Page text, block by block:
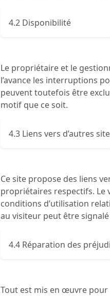
4.2 Disponibilité
Le propriétaire et le
l’avance les interruptions
peuvent toutefois être
motif que ce soit.
4.3 Liens vers d’autres
Ce site propose des liens
propriétaires respectifs. Le
conditions d’utilisation
au visiteur peut être
4.4 Réparation des
Tout est mis en œuvre pour